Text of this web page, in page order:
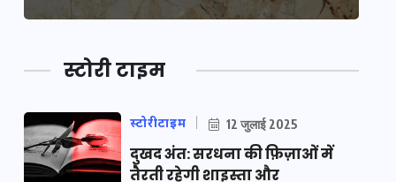
स्टोरी टाइम
स्टोरीटाइम 12 जुलाई 2025
दुखद अंत: सरधना की फ़िज़ाओं में
तैरती रहेगी शाइस्ता और